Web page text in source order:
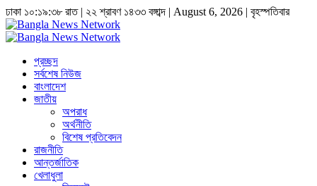
ঢাকা ১০:১৯:৩৮ রাত| ২২ শ্রাবণ ১৪৩৩ বঙ্গাব্দ | August 6, 2026 | বৃহস্পতিবার
প্রচ্ছদ
সর্বশেষ নিউজ
বাংলাদেশ
জাতীয়
অপরাধ
অর্থনীতি
বিশেষ প্রতিবেদন
রাজনীতি
আন্তর্জাতিক
খেলাধুলা